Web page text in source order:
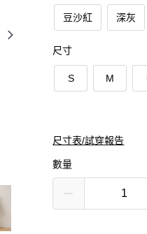
豆沙紅 深灰
尺寸
S M
尺寸表/試穿報告
數量